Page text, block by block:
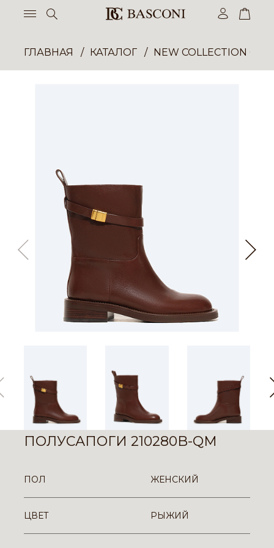
ГЛАВНАЯ КАТАЛОГ NEW COLLECTION
ПОЛУСАПОГИ 210280B-QM
ПОЛ ЖЕНСКИЙ
ЦВЕТ РЫЖИЙ